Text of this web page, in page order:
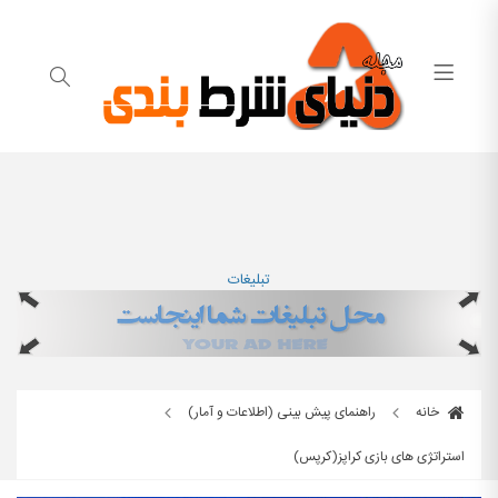
تبلیغات
خانه
راهنمای پیش بینی (اطلاعات و آمار)
استراتژی های بازی کراپز(کرپس)